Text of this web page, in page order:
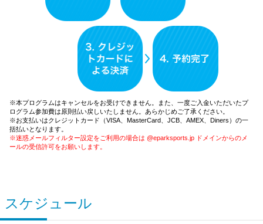
※本プログラムはキャンセルをお受けできません。また、一度ご入金いただいたプ
ログラム参加費は原則払い戻しいたしません。あらかじめご了承ください。
※お支払いはクレジットカード（VISA、MasterCard、JCB、AMEX、Diners）の一
括払いとなります。
※迷惑メールフィルター設定をご利用の場合は @eparksports.jp ドメインからのメ
ールの受信許可をお願いします。
スケジュール